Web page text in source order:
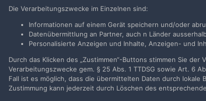
Die Verarbeitungszwecke im Einzelnen sind:
Informationen auf einem Gerät speichern und/oder
Datenübermittlung an Partner, auch n Länder
Personalisierte Anzeigen und Inhalte, Anzeigen- und
Durch das Klicken des „Zustimmen“-Buttons stimmen Sie
Verarbeitungszwecke gem. § 25 Abs. 1 TTDSG sowie Art. 6
Fall ist es möglich, dass die übermittelten Daten durch
Zustimmung kann jederzeit durch Löschen des